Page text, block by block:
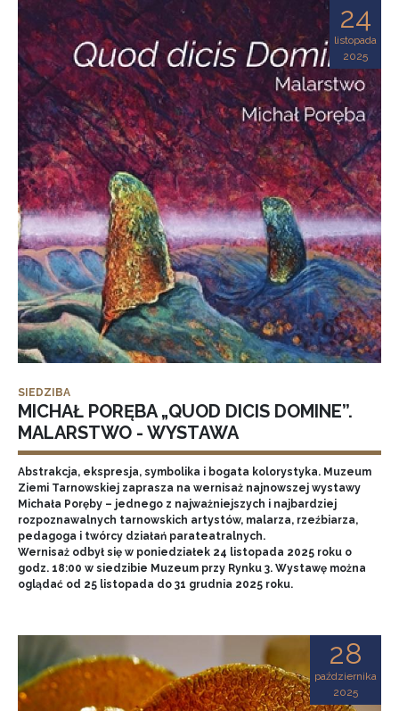
24
listopada
2025
SIEDZIBA
MICHAŁ PORĘBA „QUOD DICIS DOMINE”.
MALARSTWO - WYSTAWA
Abstrakcja, ekspresja, symbolika i bogata kolorystyka. Muzeum
Ziemi Tarnowskiej zaprasza na wernisaż najnowszej wystawy
Michała Poręby – jednego z najważniejszych i najbardziej
rozpoznawalnych tarnowskich artystów, malarza, rzeźbiarza,
pedagoga i twórcy działań parateatralnych.
Wernisaż odbył się w poniedziałek 24 listopada 2025 roku o
godz. 18:00 w siedzibie Muzeum przy Rynku 3. Wystawę można
oglądać od 25 listopada do 31 grudnia 2025 roku.
28
października
2025